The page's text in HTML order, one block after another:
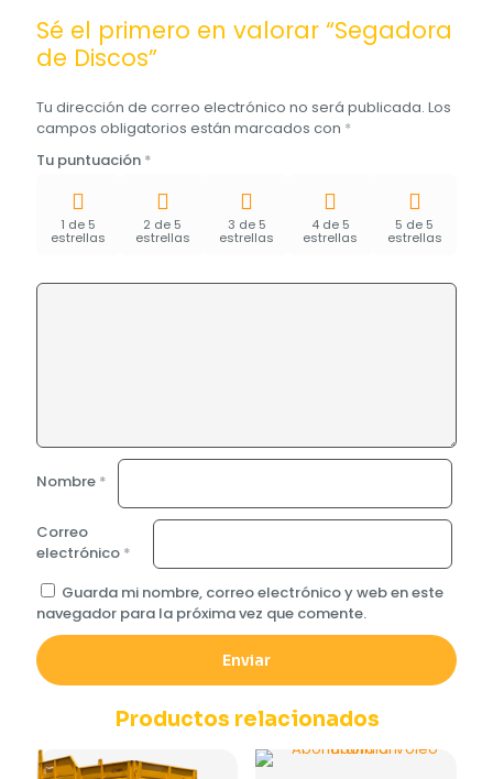
Sé el primero en valorar “Segadora
de Discos”
Tu dirección de correo electrónico no será publicada. Los
campos obligatorios están marcados con *
Tu puntuación *
1 de 5
estrellas
2 de 5
estrellas
3 de 5
estrellas
4 de 5
estrellas
5 de 5
estrellas
Nombre *
Correo
electrónico *
Guarda mi nombre, correo electrónico y web en este
navegador para la próxima vez que comente.
Productos relacionados